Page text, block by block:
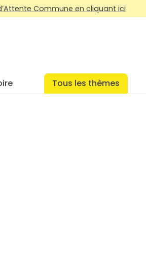
Commune en cliquant ici
Tous les thèmes